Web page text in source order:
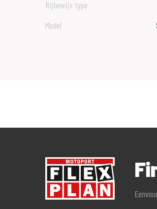
Rijbewijs type
Model